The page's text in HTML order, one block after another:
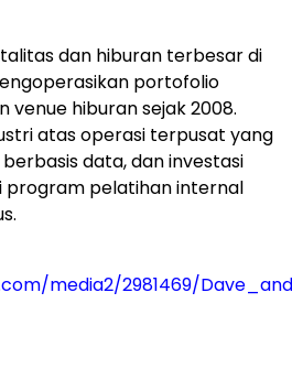
dan hiburan terbesar di
portofolio
venue hiburan sejak 2008.
atas operasi terpusat yang
data, dan investasi
program pelatihan internal
media2/2981469/